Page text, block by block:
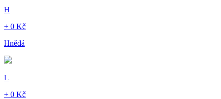
H
+ 0 Kč
Hnědá
L
+ 0 Kč